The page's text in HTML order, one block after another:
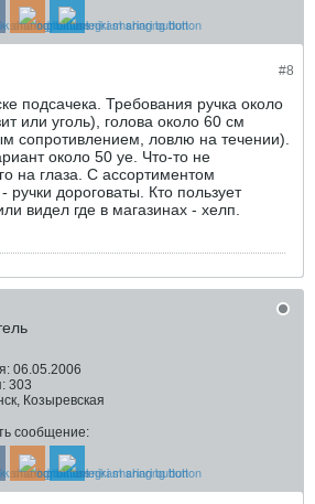
#8
подсачека. Требования ручка около
или уголь), голова около 60 см
сопротивлением, ловлю на течении).
около 50 уе. Что-то не
на глаза. С ассортиментом
ручки дороговаты. Кто пользует
видел где в магазинах - хелп.
06.05.2006
303
Козыревская
сообщение: